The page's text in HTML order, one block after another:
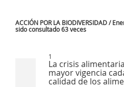
ACCIÓN POR LA BIODIVERSIDAD /
sido consultado 63 veces
1
La crisis
mayor vigencia
calidad de los